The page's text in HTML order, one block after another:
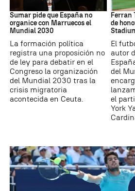
Sumar pide que España no
organice con Marruecos el
Mundial 2030
La formación política
registra una proposición no
de ley para debatir en el
Congreso la organización
del Mundial 2030 tras la
crisis migratoria
acontecida en Ceuta.
MLB
Ferran
de
El
autor
del
el
York